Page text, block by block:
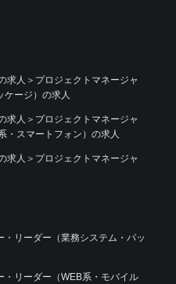
求人 ＞ プロジェクトマネージャ
ケージ）の求人
求人 ＞ プロジェクトマネージャ
・スマートフォン）の求人
求人 ＞ プロジェクトマネージャ
リーダー（業務システム・パッ
リーダー（WEB系・モバイル